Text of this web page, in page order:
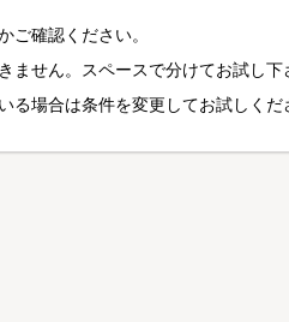
ご確認ください。
ません。スペースで分けてお試し下
る場合は条件を変更してお試しくだ